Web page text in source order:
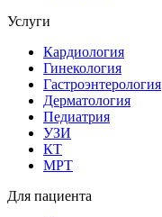
Услуги
Кардиология
Гинекология
Гастроэнтерология
Дерматология
Педиатрия
УЗИ
КТ
МРТ
Для пациента